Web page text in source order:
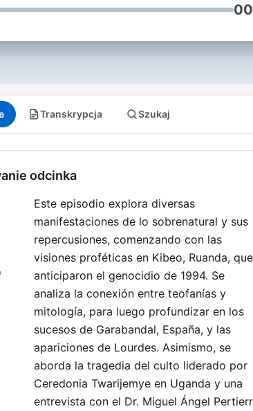
Transkrypcja Szukaj
odcinka
Este episodio explora diversas
manifestaciones de lo sobrenatural y sus
repercusiones, comenzando con las
visiones proféticas en Kibeo, Ruanda, que
anticiparon el genocidio de 1994. Se
analiza la conexión entre teofanías y
mitología, para luego profundizar en los
sucesos de Garabandal, España, y las
apariciones de Lourdes. Asimismo, se
aborda la tragedia del culto liderado por
Ceredonia Twarijemye en Uganda y una
entrevista con el Dr. Miguel Ángel